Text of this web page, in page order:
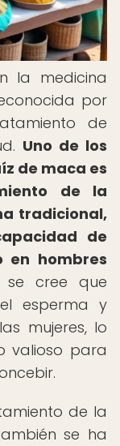
la medicina
por
de
Uno de los
de maca es
de la
tradicional,
de
hombres
se cree que
esperma y
mujeres, lo
valioso para
de la
se ha